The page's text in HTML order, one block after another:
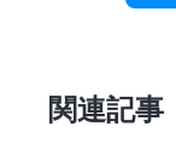
関連記事